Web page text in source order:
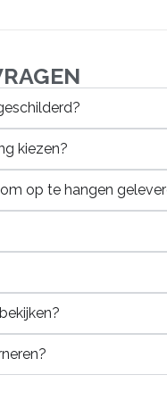
kiezen?
op te hangen